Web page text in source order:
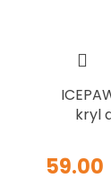
kryl
59.00